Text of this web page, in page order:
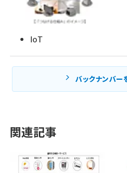
IoT
バックナンバー
関連記事